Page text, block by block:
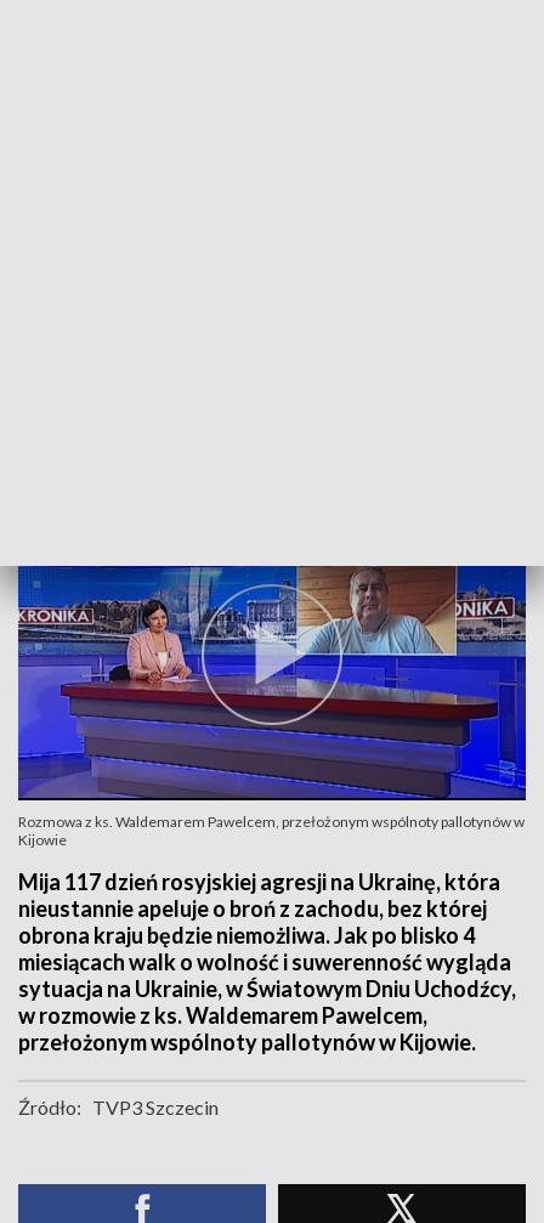
Rozmowa z ks. Waldemarem Pawelcem, przełożonym wspólnoty pallotynów w
Kijowie
Mija 117 dzień rosyjskiej agresji na Ukrainę, która
nieustannie apeluje o broń z zachodu, bez której
obrona kraju będzie niemożliwa. Jak po blisko 4
miesiącach walk o wolność i suwerenność wygląda
sytuacja na Ukrainie, w Światowym Dniu Uchodźcy,
w rozmowie z ks. Waldemarem Pawelcem,
przełożonym wspólnoty pallotynów w Kijowie.
Źródło: TVP3 Szczecin